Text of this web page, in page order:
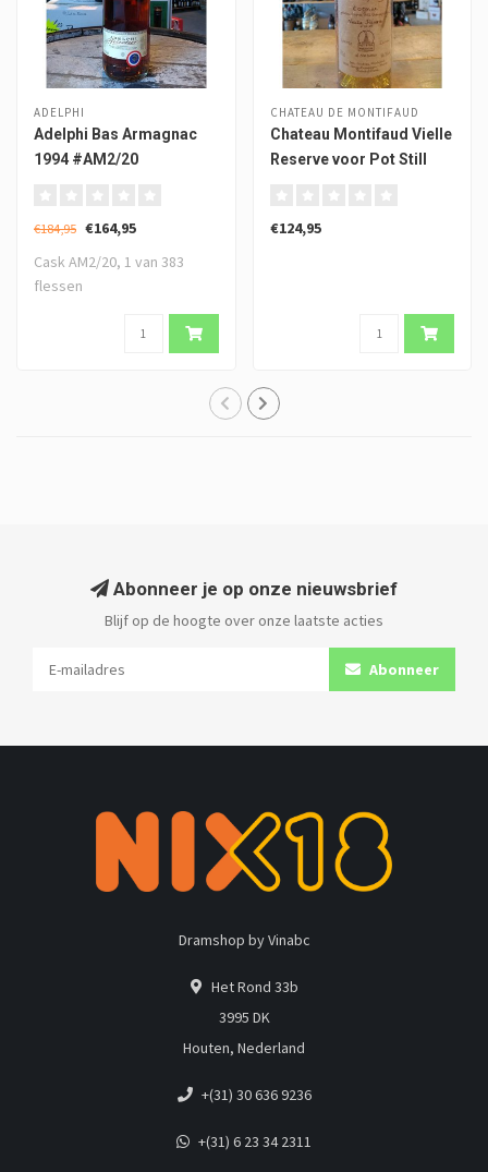
ADELPHI
Adelphi Bas Armagnac
1994 #AM2/20
€184,95 €164,95
Cask AM2/20, 1 van 383
flessen
CHATEAU DE MONTIFAUD
Chateau Montifaud Vielle
Reserve voor Pot Still
€124,95
Abonneer je op onze nieuwsbrief
Blijf op de hoogte over onze laatste acties
Abonneer
Dramshop by Vinabc
Het Rond 33b
3995 DK
Houten, Nederland
+(31) 30 636 9236
+(31) 6 23 34 2311